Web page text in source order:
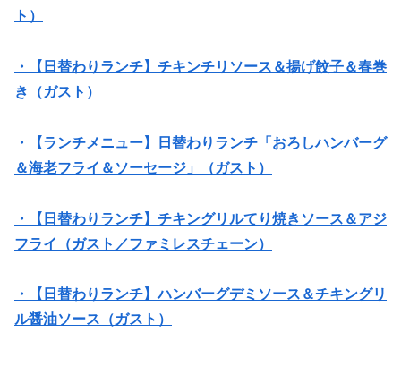
ト）
・【日替わりランチ】チキンチリソース＆揚げ餃子＆春巻
き（ガスト）
・【ランチメニュー】日替わりランチ「おろしハンバーグ
＆海老フライ＆ソーセージ」（ガスト）
・【日替わりランチ】チキングリルてり焼きソース＆アジ
フライ（ガスト／ファミレスチェーン）
・【日替わりランチ】ハンバーグデミソース＆チキングリ
ル醤油ソース（ガスト）